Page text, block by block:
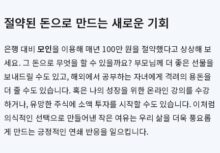
절약된 돈으로 만드는 새로운 기회
은행 대비 모인을 이용해 매년 100만 원을 절약했다고 상상해 보
세요. 그 돈으로 무엇을 할 수 있을까요? 부모님께 더 좋은 선물을
보내드릴 수도 있고, 해외에서 공부하는 자녀에게 격려의 용돈을
더 줄 수도 있습니다. 혹은 나의 성장을 위한 온라인 강의를 수강
하거나, 유망한 주식에 소액 투자를 시작할 수도 있습니다. 이처럼
의식적인 선택으로 만들어낸 작은 여유는 우리 삶을 더욱 풍요롭
게 만드는 긍정적인 연쇄 반응을 일으킵니다.